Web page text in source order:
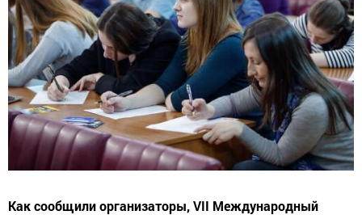
Как сообщили организаторы, VII Международный